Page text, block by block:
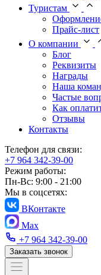
Туристам
Прайс-лист
О компании
Блог
Реквизиты
Награды
Наша
Частые
Как
Отзывы
Контакты
Телефон для связи:
+7 964 342-39-00
Режим работы:
Пн-Вс: 9:00 - 21:00
Мы в соцсетях:
ВКонтакте
Max
+7 964 342-39-00
Заказать звонок